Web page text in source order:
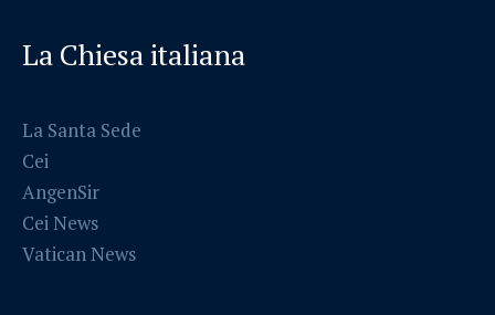
La Chiesa italiana
La Santa Sede
Cei
AngenSir
Cei News
Vatican News